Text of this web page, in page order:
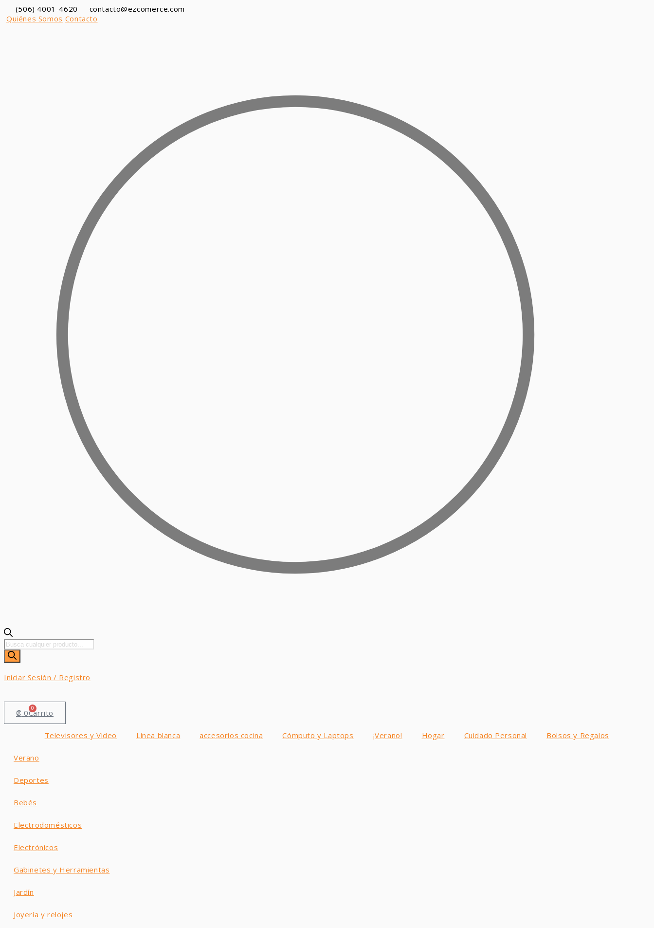
al
(506) 4001-4620
contacto@ezcomerce.com
Quiénes Somos Contacto
Búsqueda
de
productos
Iniciar Sesión / Registro
₡ 0 0
Carrito
Televisores y Video Línea blanca accesorios cocina Cómputo y Laptops ¡Verano! Hogar Cuidado Personal Bolsos y Regalos
Verano
Deportes
Bebés
Electrodomésticos
Electrónicos
Gabinetes y Herramientas
Jardín
Joyería y relojes